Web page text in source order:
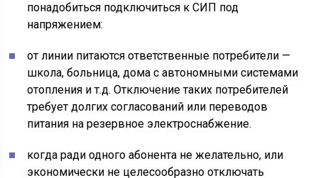
понадобиться подключиться к СИП под
напряжением:
от линии питаются ответственные потребители —
школа, больница, дома с автономными системами
отопления и т.д. Отключение таких потребителей
требует долгих согласований или переводов
питания на резервное электроснабжение.
когда ради одного абонента не желательно, или
экономически не целесообразно отключать